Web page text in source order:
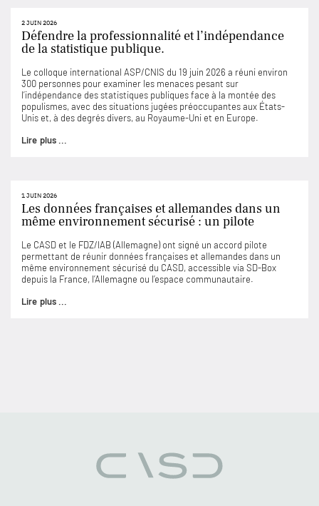
2 JUIN 2026
Défendre la professionnalité et l’indépendance
de la statistique publique.
Le colloque international ASP/CNIS du 19 juin 2026 a réuni environ
300 personnes pour examiner les menaces pesant sur
l’indépendance des statistiques publiques face à la montée des
populismes, avec des situations jugées préoccupantes aux États-
Unis et, à des degrés divers, au Royaume-Uni et en Europe.
Lire plus ...
1 JUIN 2026
Les données françaises et allemandes dans un
même environnement sécurisé : un pilote
Le CASD et le FDZ/IAB (Allemagne) ont signé un accord pilote
permettant de réunir données françaises et allemandes dans un
même environnement sécurisé du CASD, accessible via SD-Box
depuis la France, l’Allemagne ou l’espace communautaire.
Lire plus ...